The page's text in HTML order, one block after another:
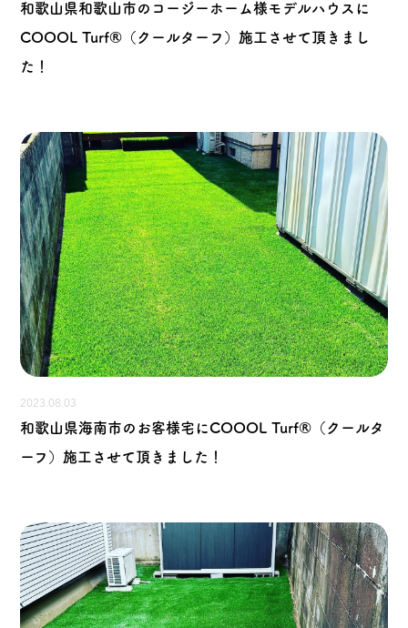
和歌山県和歌山市のコージーホーム様モデルハウスに
COOOL Turf®（クールターフ）施工させて頂きまし
た！
2023.08.03
和歌山県海南市のお客様宅にCOOOL Turf®（クールタ
ーフ）施工させて頂きました！